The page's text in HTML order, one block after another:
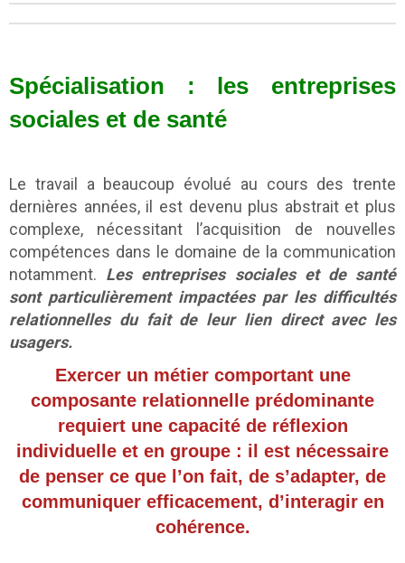
Spécialisation : les entreprises
sociales et de santé
Le travail a beaucoup évolué au cours des trente
dernières années, il est devenu plus abstrait et plus
complexe, nécessitant l’acquisition de nouvelles
compétences dans le domaine de la communication
notamment. Les entreprises sociales et de santé
sont particulièrement impactées par les difficultés
relationnelles du fait de leur lien direct avec les
usagers.
Exercer un métier comportant une
composante relationnelle prédominante
requiert une capacité de réflexion
individuelle et en groupe : il est nécessaire
de penser ce que l’on fait, de s’adapter, de
communiquer efficacement, d’interagir en
cohérence.